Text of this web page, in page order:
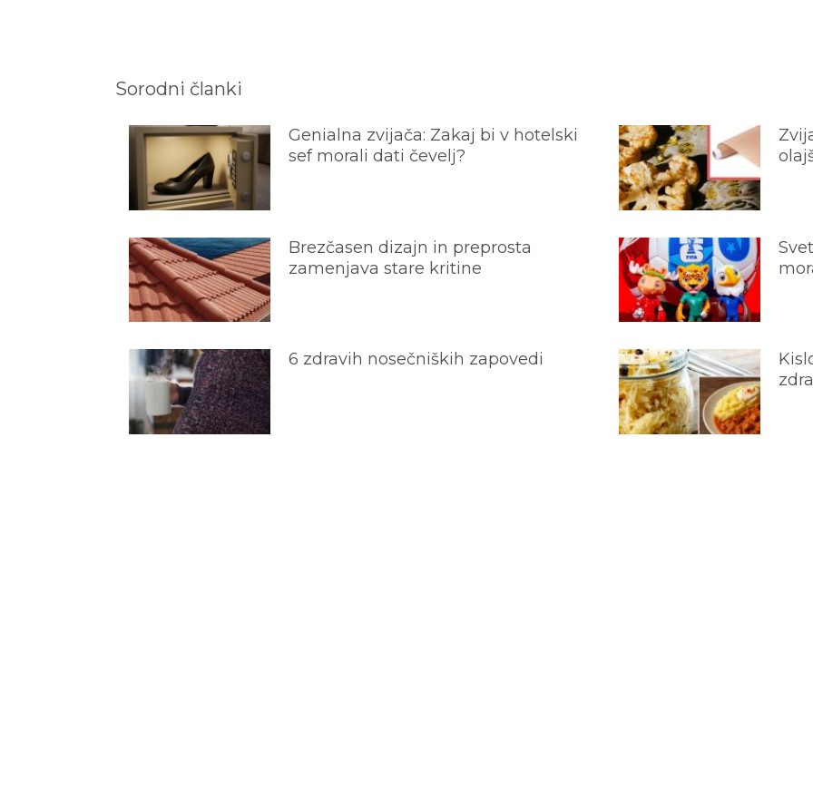
Sorodni članki
Genialna zvijača: Zakaj bi v hotelski
sef morali dati čevelj?
Brezčasen dizajn in preprosta
zamenjava stare kritine
6 zdravih nosečniških zapovedi